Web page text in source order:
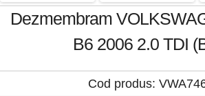
Dezmembram
B6 2006 2.0 TDI
Cod produs: